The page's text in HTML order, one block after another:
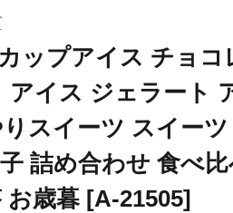
ップアイス チョコ
アイス ジェラート
スイーツ スイー
詰め合わせ 食べ
お歳暮 [A-21505]